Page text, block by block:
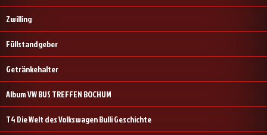
Zwilling
Füllstandgeber
Getränkehalter
Album VW BUS TREFFEN BOCHUM
T4 Die Welt des Volkswagen Bulli Geschichte